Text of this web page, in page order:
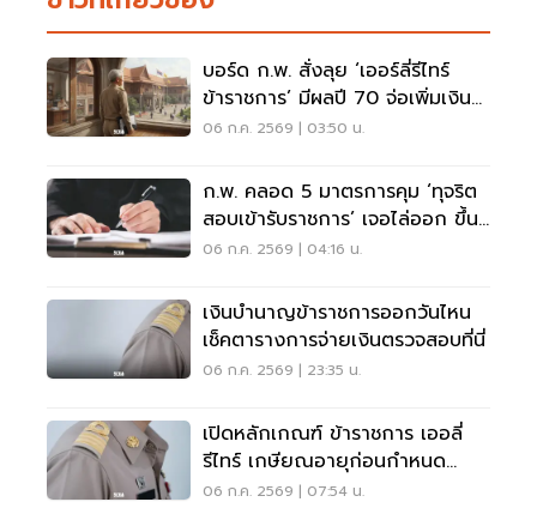
บอร์ด ก.พ. สั่งลุย ‘เออร์ลี่รีไทร์
ข้าราชการ’ มีผลปี 70 จ่อเพิ่มเงิน
เดือนตปท.
06 ก.ค. 2569 | 03:50 น.
ก.พ. คลอด 5 มาตรการคุม ‘ทุจริต
สอบเข้ารับราชการ’ เจอไล่ออก ขึ้น
แบล็กลิสต์
06 ก.ค. 2569 | 04:16 น.
เงินบำนาญข้าราชการออกวันไหน
เช็คตารางการจ่ายเงินตรวจสอบที่นี่
06 ก.ค. 2569 | 23:35 น.
เปิดหลักเกณฑ์ ข้าราชการ เออลี่
รีไทร์ เกษียณอายุก่อนกำหนด
2569
06 ก.ค. 2569 | 07:54 น.